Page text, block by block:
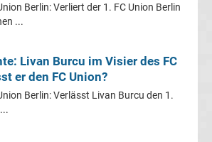
Berlin: Verliert der 1. FC Union Berlin
...
Livan Burcu im Visier des FC
er den FC Union?
Berlin: Verlässt Livan Burcu den 1.